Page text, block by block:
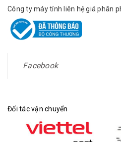
Công ty máy tính liên hệ giá phân
Facebook
Đối tác vận chuyển